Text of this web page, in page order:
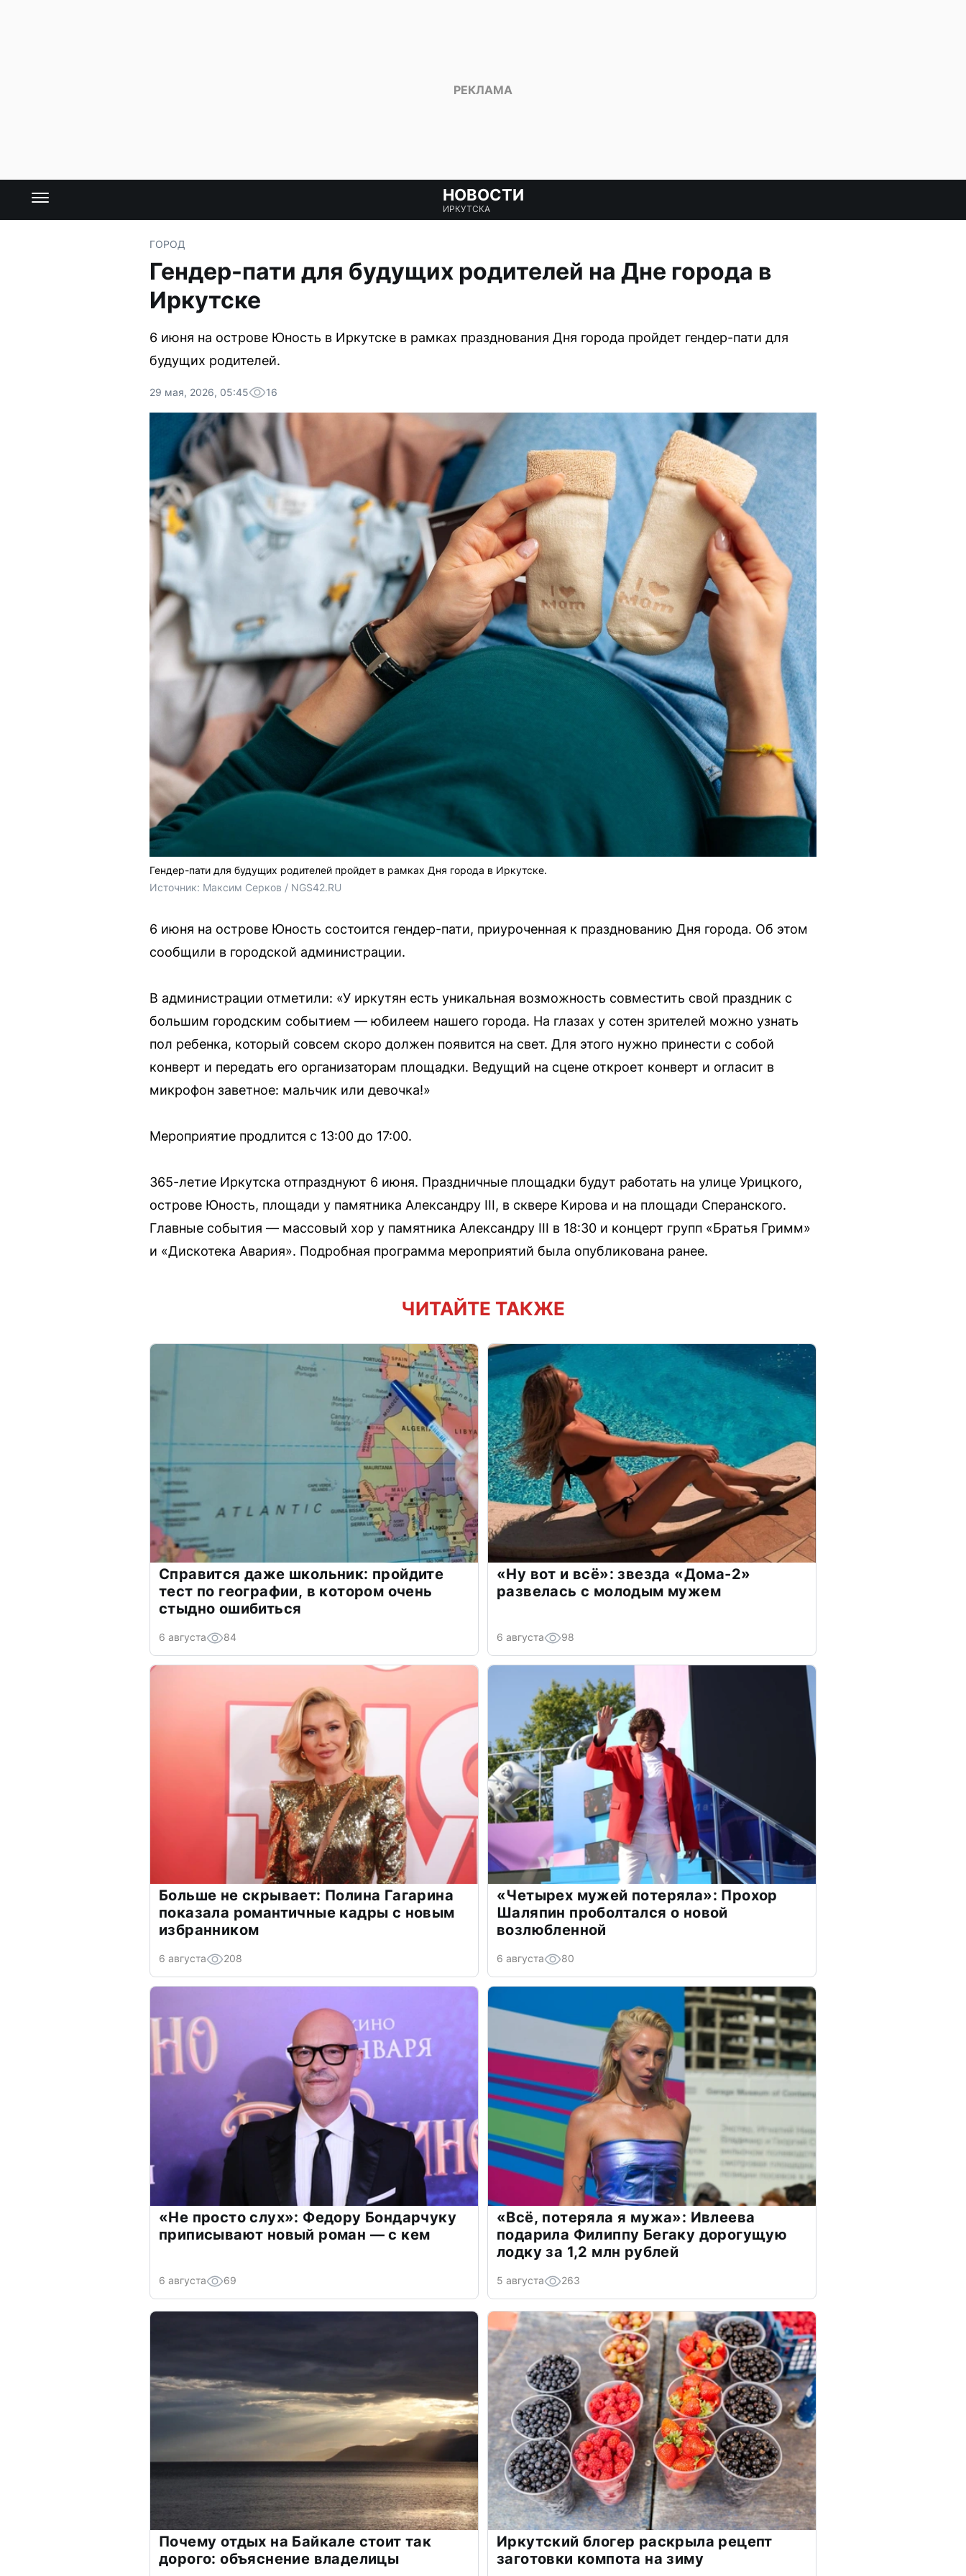
НОВОСТИ
ИРКУТСКА
ГОРОД
Гендер-пати для будущих родителей на Дне города в
Иркутске
6 июня на острове Юность в Иркутске в рамках празднования Дня города пройдет гендер-пати для
будущих родителей.
29 мая, 2026, 05:45 16
Гендер-пати для будущих родителей пройдет в рамках Дня города в Иркутске.
Источник: Максим Серков / NGS42.RU
6 июня на острове Юность состоится гендер-пати, приуроченная к празднованию Дня города. Об этом
сообщили в городской администрации.
В администрации отметили: «У иркутян есть уникальная возможность совместить свой праздник с
большим городским событием — юбилеем нашего города. На глазах у сотен зрителей можно узнать
пол ребенка, который совсем скоро должен появится на свет. Для этого нужно принести с собой
конверт и передать его организаторам площадки. Ведущий на сцене откроет конверт и огласит в
микрофон заветное: мальчик или девочка!»
Мероприятие продлится с 13:00 до 17:00.
365-летие Иркутска отпразднуют 6 июня. Праздничные площадки будут работать на улице Урицкого,
острове Юность, площади у памятника Александру III, в сквере Кирова и на площади Сперанского.
Главные события — массовый хор у памятника Александру III в 18:30 и концерт групп «Братья Гримм»
и «Дискотека Авария». Подробная программа мероприятий была опубликована ранее.
ЧИТАЙТЕ ТАКЖЕ
Справится даже школьник: пройдите
тест по географии, в котором очень
стыдно ошибиться
6 августа 84
«Ну вот и всё»: звезда «Дома-2»
развелась с молодым мужем
6 августа 98
Больше не скрывает: Полина Гагарина
показала романтичные кадры с новым
избранником
6 августа 208
«Четырех мужей потеряла»: Прохор
Шаляпин проболтался о новой
возлюбленной
6 августа 80
«Не просто слух»: Федору Бондарчуку
приписывают новый роман — с кем
6 августа 69
«Всё, потеряла я мужа»: Ивлеева
подарила Филиппу Бегаку дорогущую
лодку за 1,2 млн рублей
5 августа 263
Почему отдых на Байкале стоит так
дорого: объяснение владелицы
Иркутский блогер раскрыла рецепт
заготовки компота на зиму